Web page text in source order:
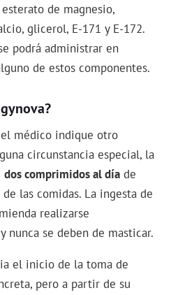
de magnesio,
glicerol, E-171 y E-172.
podrá administrar en
de estos componentes.
médico indique otro
circunstancia especial, la
dos comprimidos al día de
las comidas. La ingesta de
realizarse
nunca se deben de masticar.
el inicio de la toma de
pero a partir de su